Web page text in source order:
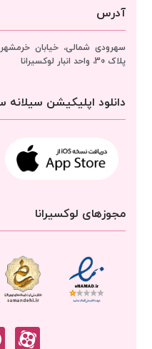
آدرس
سهرودی شمالی، خیابان
پلاک 30، واحد انبار
لوکسیرانا
دانلود اپلیکیشن سیلانه
مجوزهای لوکسیرانا